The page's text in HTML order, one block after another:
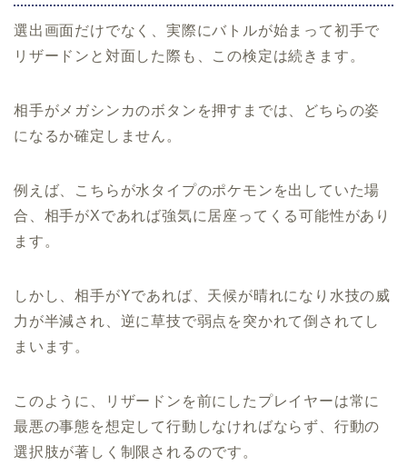
選出画面だけでなく、実際にバトルが始まって初手で
リザードンと対面した際も、この検定は続きます。
相手がメガシンカのボタンを押すまでは、どちらの姿
になるか確定しません。
例えば、こちらが水タイプのポケモンを出していた場
合、相手がXであれば強気に居座ってくる可能性があり
ます。
しかし、相手がYであれば、天候が晴れになり水技の威
力が半減され、逆に草技で弱点を突かれて倒されてし
まいます。
このように、リザードンを前にしたプレイヤーは常に
最悪の事態を想定して行動しなければならず、行動の
選択肢が著しく制限されるのです。